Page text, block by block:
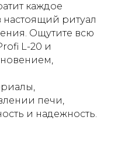
каждое
ритуал
Ощутите всю
L-20 и
печи,
и надежность.